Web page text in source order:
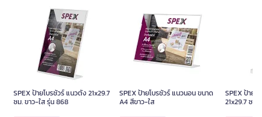
SPEX ป้ายโบรชัวร์ แนวตั้ง 21x29.7
ซม. ขาว-ใส รุ่น 868
SPEX ป้ายโบรชัวร์ แนวนอน ขนาด
A4 สีขาว-ใส
SPEX ป้าย
21x29.7 ซม.